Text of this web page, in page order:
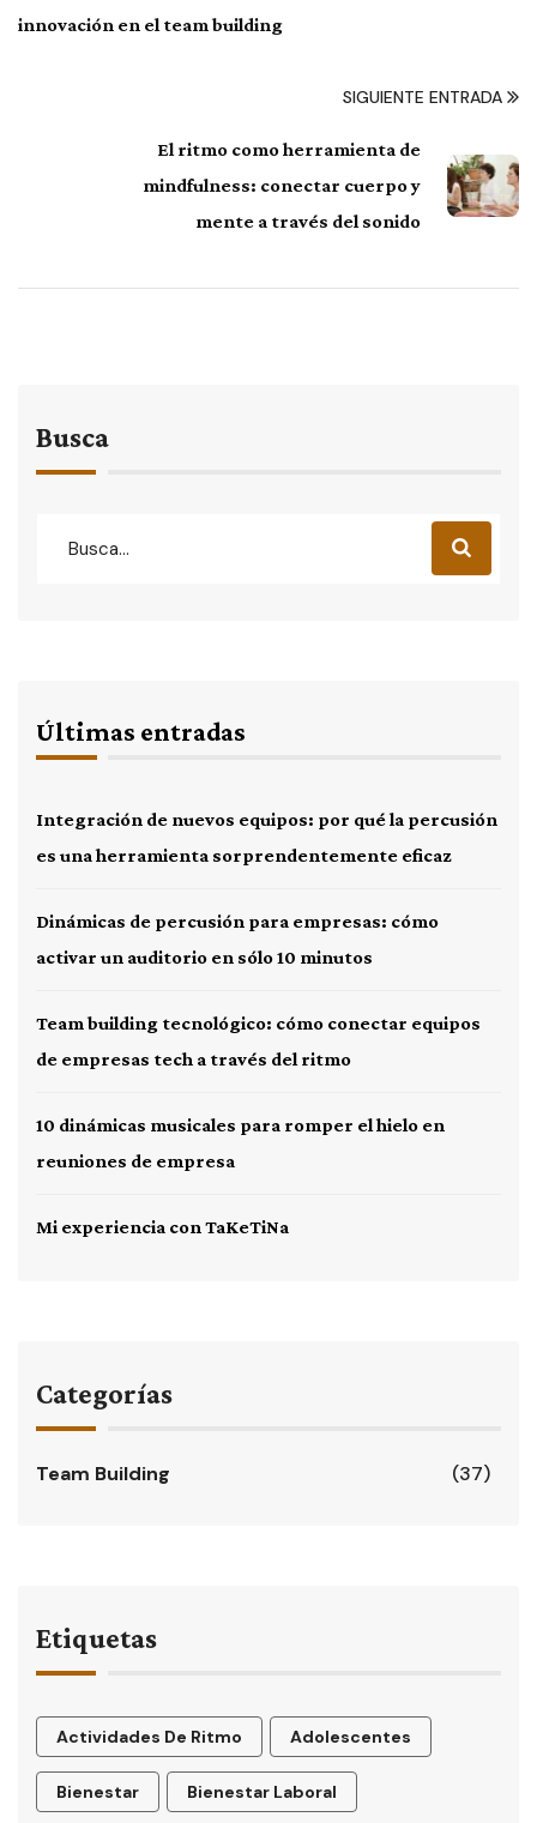
innovación en el team building
SIGUIENTE ENTRADA
El ritmo como herramienta de
mindfulness: conectar cuerpo y
mente a través del sonido
Busca
Últimas entradas
Integración de nuevos equipos: por qué la percusión
es una herramienta sorprendentemente eficaz
Dinámicas de percusión para empresas: cómo
activar un auditorio en sólo 10 minutos
Team building tecnológico: cómo conectar equipos
de empresas tech a través del ritmo
10 dinámicas musicales para romper el hielo en
reuniones de empresa
Mi experiencia con TaKeTiNa
Categorías
Team Building (37)
Etiquetas
Actividades De Ritmo Adolescentes
Bienestar Bienestar Laboral